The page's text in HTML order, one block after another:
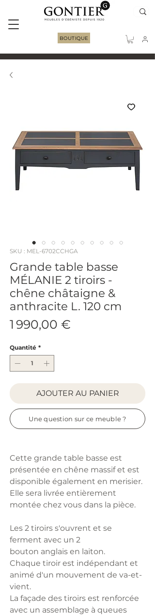
BOUTIQUE
SKU : MEL-6702CCHGA
Grande table basse
MÉLANIE 2 tiroirs -
chêne châtaigne &
anthracite L. 120 cm
1 990,00 €
Quantité *
AJOUTER AU PANIER
Une question sur ce meuble ?
Cette grande table basse est
présentée en chêne massif et est
disponible également en merisier.
Elle sera livrée entièrement
montée chez vous dans la pièce.
Les 2 tiroirs s'ouvrent et se
ferment avec un 2
bouton anglais en laiton.
Chaque tiroir est indépendant et
animé d'un mouvement de va-et-
vient.
La façade des tiroirs est renforcée
avec un assemblage à queues